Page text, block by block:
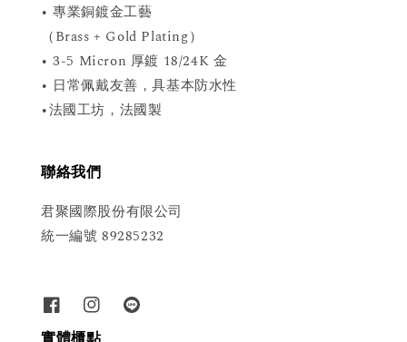
• 專業銅鍍金工藝
（Brass + Gold Plating）
• 3-5 Micron 厚鍍 18/24K 金
• 日常佩戴友善，具基本防水性
•法國工坊，法國製
聯絡我們
君聚國際股份有限公司
統一編號 89285232